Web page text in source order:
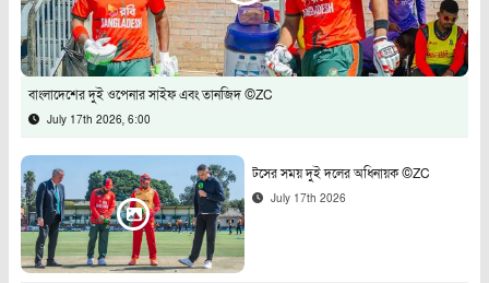
বাংলাদেশের দুই ওপেনার সাইফ এবং তানজিদ ©ZC
July 17th 2026, 6:00
টসের সময় দুই দলের অধিনায়ক ©ZC
July 17th 2026